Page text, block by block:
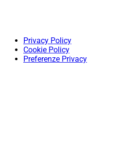
Privacy Policy
Cookie Policy
Preferenze Privacy